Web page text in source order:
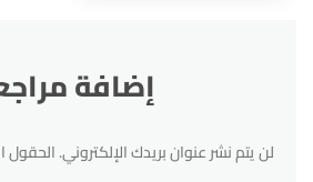
إضافة
لن يتم نشر عنوان بريدك الإلكتروني.الحقول